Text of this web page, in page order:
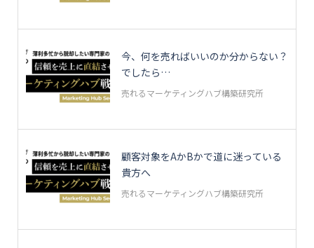
今、何を売ればいいのか分からない？
でしたら…
売れるマーケティングハブ構築研究所
顧客対象をAかBかで道に迷っている
貴方へ
売れるマーケティングハブ構築研究所